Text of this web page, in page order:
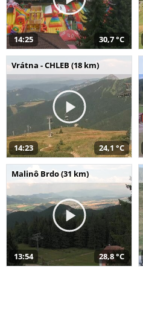
14:25 30,7 °C
Vrátna - CHLEB (18 km)
14:23 24,1 °C
Malinô Brdo (31 km)
13:54 28,8 °C